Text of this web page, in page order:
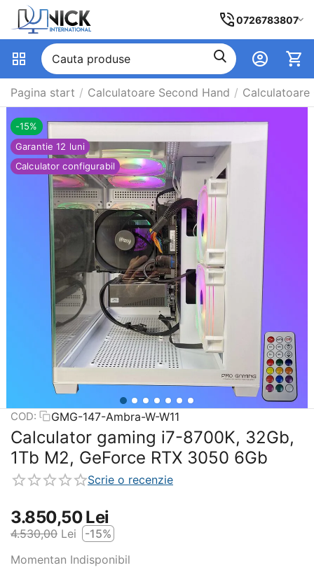
0726783807
Pagina start / Calculatoare Second Hand / Calculatoare
-15%
Garantie 12 luni
Calculator configurabil
COD: GMG-147-Ambra-W-W11
Calculator gaming i7-8700K, 32Gb,
1Tb M2, GeForce RTX 3050 6Gb
Scrie o recenzie
3.850,50Lei
4.530,00 Lei
-15%
Momentan Indisponibil